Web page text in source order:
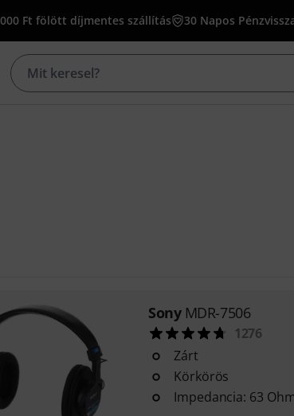
Ft fölött díjmentes szállítás 30 Napos
Sony MDR-7506
1276
Zárt
Körkörös
Impedancia: 63